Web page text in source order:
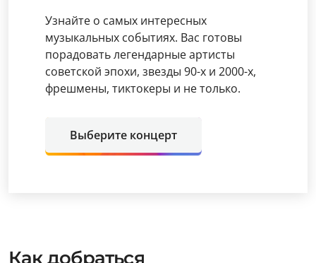
Узнайте о самых интересных
музыкальных событиях. Вас готовы
порадовать легендарные артисты
советской эпохи, звезды 90-х и 2000-х,
фрешмены, тиктокеры и не только.
Выберите концерт
Как добраться